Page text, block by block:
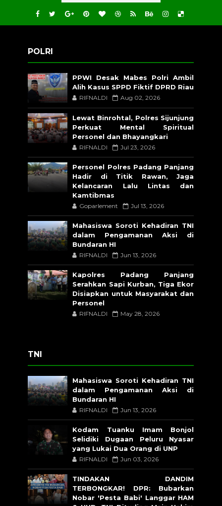
POLRI
PPWI Desak Mabes Polri Ambil
Alih Kasus SPPD Fiktif DPRD Riau
RIFNALDI Aug 02, 2026
Lewat Binrohtal, Polres Sijunjung
Perkuat Mental Spiritual
Personel dan Bhayangkari
RIFNALDI Jul 23, 2026
Personel Polres Padang Panjang
Hadir di Titik Rawan, Jaga
Kelancaran Lalu Lintas dan
Kamtibmas
Goparlement Jul 13, 2026
Mahasiswa Soroti Kehadiran TNI
dalam Pengamanan Aksi di
Bundaran HI
RIFNALDI Jun 13, 2026
Kapolres Padang Panjang
Serahkan Sapi Kurban, Tiga Ekor
Disiapkan untuk Masyarakat dan
Personel
RIFNALDI May 28, 2026
TNI
Mahasiswa Soroti Kehadiran TNI
dalam Pengamanan Aksi di
Bundaran HI
RIFNALDI Jun 13, 2026
Kodam Tuanku Imam Bonjol
Selidiki Dugaan Peluru Nyasar
yang Lukai Dua Orang di UNP
RIFNALDI Jun 03, 2026
TINDAKAN DANDIM
TERBONGKAR! DPR: Bubarkan
Nobar 'Pesta Babi' Langgar HAM